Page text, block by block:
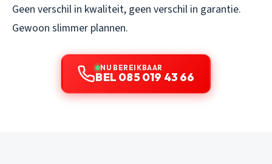
Geen verschil in kwaliteit, geen verschil in garantie.
Gewoon slimmer plannen.
NU BEREIKBAAR
BEL 085 019 43 66